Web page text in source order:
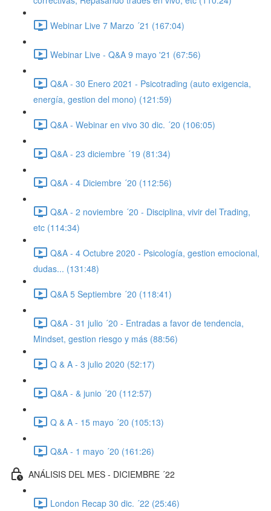
Webinar Live 7 Marzo ´21 (167:04)
Webinar Live - Q&A 9 mayo '21 (67:56)
Q&A - 30 Enero 2021 - Psicotrading (auto exigencia,
energía, gestion del mono) (121:59)
Q&A - Webinar en vivo 30 dic. ´20 (106:05)
Q&A - 23 diciembre ´19 (81:34)
Q&A - 4 Diciembre ´20 (112:56)
Q&A - 2 noviembre ´20 - Disciplina, vivir del Trading,
etc (114:34)
Q&A - 4 Octubre 2020 - Psicología, gestion emocional,
dudas... (131:48)
Q&A 5 Septiembre ´20 (118:41)
Q&A - 31 julio ´20 - Entradas a favor de tendencia,
Mindset, gestion riesgo y más (88:56)
Q & A - 3 julio 2020 (52:17)
Q&A - & junio ´20 (112:57)
Q & A - 15 mayo ´20 (105:13)
Q&A - 1 mayo ´20 (161:26)
ANÁLISIS DEL MES - DICIEMBRE ´22
London Recap 30 dic. ´22 (25:46)